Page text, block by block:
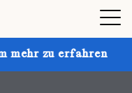
Hol dir bis zu 30